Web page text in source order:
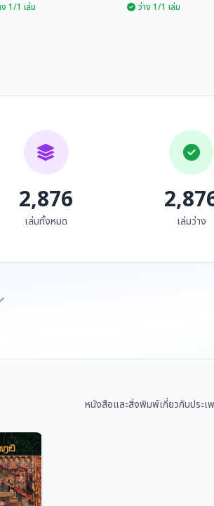
ง 1/1 เล่ม
ว่าง 1/1 เล่ม
2,876
เล่มทั้งหมด เล่มว่าง
หนังสือและสิ่งพิมพ์เกี่ยวกับประเ